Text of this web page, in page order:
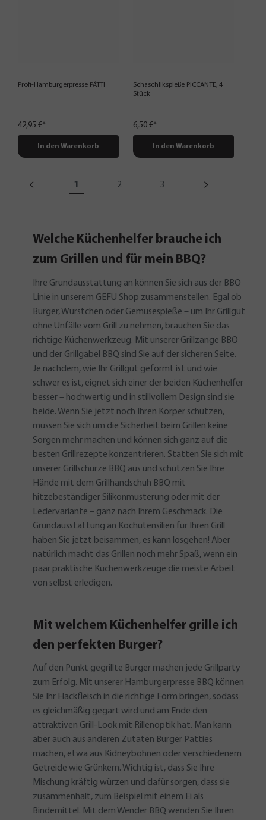
Profi-Hamburgerpresse PÄTTI
42,95 €*
In den Warenkorb
Schaschlikspieße PICCANTE, 4
Stück
6,50 €*
In den Warenkorb
1 2 3
Welche Küchenhelfer brauche ich
zum Grillen und für mein BBQ?
Ihre Grundausstattung an können Sie sich aus der BBQ
Linie in unserem GEFU Shop zusammenstellen. Egal ob
Burger, Würstchen oder Gemüsespieße – um Ihr Grillgut
ohne Unfälle vom Grill zu nehmen, brauchen Sie das
richtige Küchenwerkzeug. Mit unserer Grillzange BBQ
und der Grillgabel BBQ sind Sie auf der sicheren Seite.
Je nachdem, wie Ihr Grillgut geformt ist und wie
schwer es ist, eignet sich einer der beiden Küchenhelfer
besser – hochwertig und in stillvollem Design sind sie
beide. Wenn Sie jetzt noch Ihren Körper schützen,
müssen Sie sich um die Sicherheit beim Grillen keine
Sorgen mehr machen und können sich ganz auf die
besten Grillrezepte konzentrieren. Statten Sie sich mit
unserer Grillschürze BBQ aus und schützen Sie Ihre
Hände mit dem Grillhandschuh BBQ mit
hitzebeständiger Silikonmusterung oder mit der
Ledervariante – ganz nach Ihrem Geschmack. Die
Grundausstattung an Kochutensilien für Ihren Grill
haben Sie jetzt beisammen, es kann losgehen! Aber
natürlich macht das Grillen noch mehr Spaß, wenn ein
paar praktische Küchenwerkzeuge die meiste Arbeit
von selbst erledigen.
Mit welchem Küchenhelfer grille ich
den perfekten Burger?
Auf den Punkt gegrillte Burger machen jede Grillparty
zum Erfolg. Mit unserer Hamburgerpresse BBQ können
Sie Ihr Hackfleisch in die richtige Form bringen, sodass
es gleichmäßig gegart wird und am Ende den
attraktiven Grill-Look mit Rillenoptik hat. Man kann
aber auch aus anderen Zutaten Burger Patties
machen, etwa aus Kidneybohnen oder verschiedenem
Getreide wie Grünkern. Wichtig ist, dass Sie Ihre
Mischung kräftig würzen und dafür sorgen, dass sie
zusammenhält, zum Beispiel mit einem Ei als
Bindemittel. Mit dem Wender BBQ wenden Sie Ihren